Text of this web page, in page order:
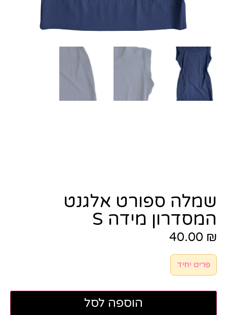
שמלה ספורט אלגנט
המסדרון מידה S
40.00 ₪
פריט יחיד
הוספה לסל